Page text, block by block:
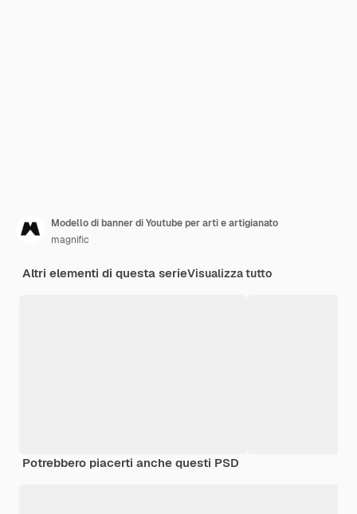
Modello di banner di Youtube per arti e artigianato
magnific
Altri elementi di questa serieVisualizza tutto
Potrebbero piacerti anche questi PSD